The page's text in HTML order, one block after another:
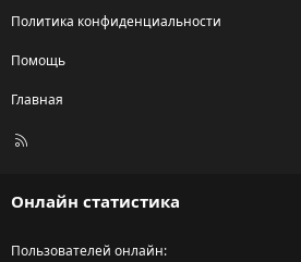
Политика конфиденциальности
Помощь
Главная
R
Онлайн статистика
Пользователей онлайн